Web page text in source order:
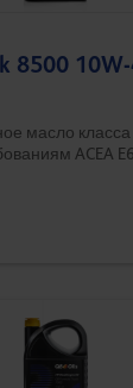
8500
масло класса
ACEA